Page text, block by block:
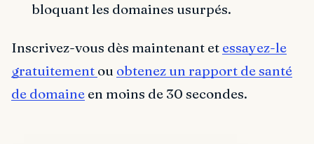
bloquant les domaines usurpés.
Inscrivez-vous dès maintenant et essayez-le
gratuitement ou obtenez un rapport de santé
de domaine en moins de 30 secondes.